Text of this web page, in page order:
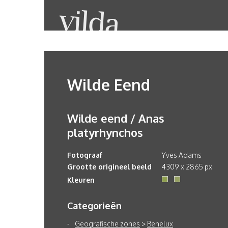
Wilde Eend
Wilde eend / Anas
platyrhynchos
Fotograaf
Yves Adams
Grootte origineel beeld
4309 x 2865 px.
Kleuren
Categorieën
Geografische zones > Benelux